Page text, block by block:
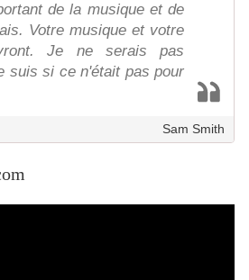
de la musique et de
Votre musique et votre
Je ne serais pas
suis si ce n'était pas pour
Sam Smith